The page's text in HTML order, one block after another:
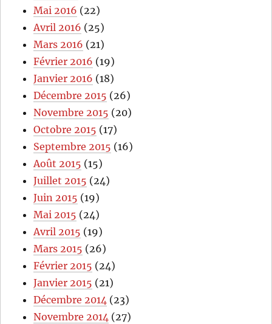
Mai 2016 (22)
Avril 2016 (25)
Mars 2016 (21)
Février 2016 (19)
Janvier 2016 (18)
Décembre 2015 (26)
Novembre 2015 (20)
Octobre 2015 (17)
Septembre 2015 (16)
Août 2015 (15)
Juillet 2015 (24)
Juin 2015 (19)
Mai 2015 (24)
Avril 2015 (19)
Mars 2015 (26)
Février 2015 (24)
Janvier 2015 (21)
Décembre 2014 (23)
Novembre 2014 (27)